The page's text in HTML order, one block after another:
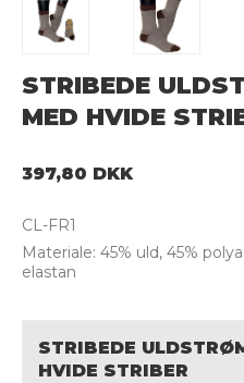
STRIBEDE
MED HVIDE
397,80 DKK
CL-FR1
Materiale: 45% uld, 45%
elastan
STRIBEDE
HVIDE STRIBER